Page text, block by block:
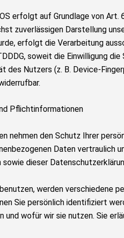
erfolgt auf Grundlage von Art.
zuverlässigen Darstellung
erfolgt die Verarbeitung
soweit die Einwilligung
des Nutzers (z. B. Device-
Pflicht­informationen
nehmen den Schutz Ihrer
Daten vertraulich
dieser
werden verschiedene
Sie persönlich identifiziert
und wofür wir sie nutzen. Sie